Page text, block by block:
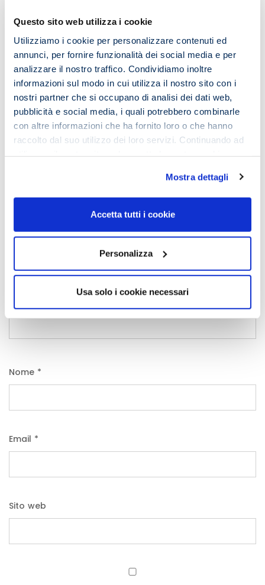
Questo sito web utilizza i cookie
Utilizziamo i cookie per personalizzare contenuti ed
annunci, per fornire funzionalità dei social media e per
analizzare il nostro traffico. Condividiamo inoltre
informazioni sul modo in cui utilizza il nostro sito con i
nostri partner che si occupano di analisi dei dati web,
pubblicità e social media, i quali potrebbero combinarle
con altre informazioni che ha fornito loro o che hanno
raccolto dal suo utilizzo dei loro servizi. Continuando ad
Mostra dettagli
Accetta tutti i cookie
Personalizza
Usa solo i cookie necessari
Comments
Lascia un commento
Nome *
Email *
Sito web